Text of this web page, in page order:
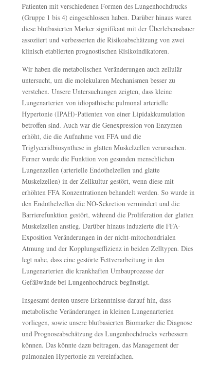
Patienten mit verschiedenen Formen des Lungenhochdrucks
(Gruppe 1 bis 4) eingeschlossen haben. Darüber hinaus waren
diese blutbasierten Marker signifikant mit der Überlebensdauer
assoziiert und verbesserten die Risikoabschätzung von zwei
klinisch etablierten prognostischen Risikoindikatoren.
Wir haben die metabolischen Veränderungen auch zellulär
untersucht, um die molekularen Mechanismen besser zu
verstehen. Unsere Untersuchungen zeigten, dass kleine
Lungenarterien von idiopathische pulmonal arterielle
Hypertonie (IPAH)-Patienten von einer Lipidakkumulation
betroffen sind. Auch war die Genexpression von Enzymen
erhöht, die die Aufnahme von FFA und die
Triglyceridbiosynthese in glatten Muskelzellen verursachen.
Ferner wurde die Funktion von gesunden menschlichen
Lungenzellen (arterielle Endothelzellen und glatte
Muskelzellen) in der Zellkultur gestört, wenn diese mit
erhöhten FFA Konzentrationen behandelt werden. So wurde in
den Endothelzellen die NO-Sekretion vermindert und die
Barrierefunktion gestört, während die Proliferation der glatten
Muskelzellen anstieg. Darüber hinaus induzierte die FFA-
Exposition Veränderungen in der nicht-mitochondrialen
Atmung und der Kopplungseffizienz in beiden Zelltypen. Dies
legt nahe, dass eine gestörte Fettverarbeitung in den
Lungenarterien die krankhaften Umbauprozesse der
Gefäßwände bei Lungenhochdruck begünstigt.
Insgesamt deuten unsere Erkenntnisse darauf hin, dass
metabolische Veränderungen in kleinen Lungenarterien
vorliegen, sowie unsere blutbasierten Biomarker die Diagnose
und Prognoseabschätzung des Lungenhochdrucks verbessern
können. Das könnte dazu beitragen, das Management der
pulmonalen Hypertonie zu vereinfachen.